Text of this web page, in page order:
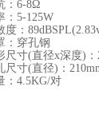
：6-8Ω
：5-125W
度：
：穿孔钢
尺寸(直径x深度)：
尺寸(直径)：
：4.5KG/对